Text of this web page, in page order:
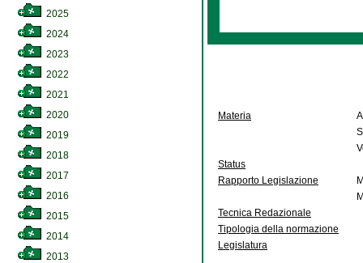
2025
2024
2023
2022
2021
2020
2019
2018
2017
2016
2015
2014
2013
Materia
Status
Rapporto Legislazione
Tecnica Redazionale
Tipologia della normazione
Legislatura